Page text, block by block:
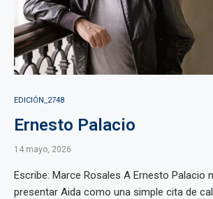
EDICIÓN_2748
Ernesto Palacio
14 mayo, 2026
Escribe: Marce Rosales A Ernesto Palacio
presentar Aida como una simple cita de